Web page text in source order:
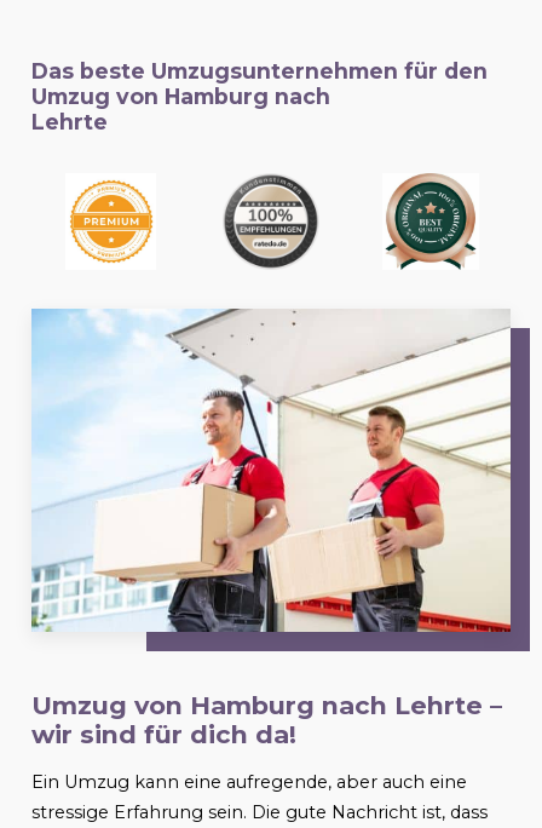
Das beste Umzugsunternehmen für den
Umzug von Hamburg nach
Lehrte
Umzug von Hamburg nach Lehrte –
wir sind für dich da!
Ein Umzug kann eine aufregende, aber auch eine
stressige Erfahrung sein. Die gute Nachricht ist, dass